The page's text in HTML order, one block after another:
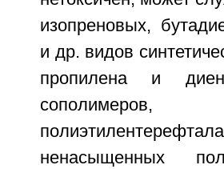
изопреновых,
и др. видов
пропилена и
сополимеров,
ненасыщенных